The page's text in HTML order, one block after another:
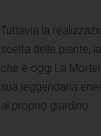
Tuttavia la
scelta delle piante,
che è oggi La
sua leggendaria
al proprio giardino.